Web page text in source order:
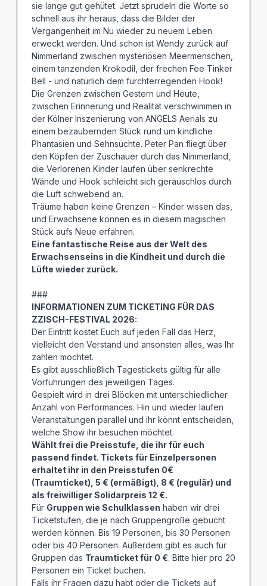
sie lange gut gehütet. Jetzt sprudeln die Worte so
schnell aus ihr heraus, dass die Bilder der
Vergangenheit im Nu wieder zu neuem Leben
erweckt werden. Und schon ist Wendy zurück auf
Nimmerland zwischen mysteriösen Meermenschen,
einem tanzenden Krokodil, der frechen Fee Tinker
Bell - und natürlich dem furchterregenden Hook!
Die Grenzen zwischen Gestern und Heute,
zwischen Erinnerung und Realität verschwimmen in
der Kölner Inszenierung von ANGELS Aerials zu
einem bezaubernden Stück rund um kindliche
Phantasien und Sehnsüchte. Peter Pan fliegt über
den Köpfen der Zuschauer durch das Nimmerland,
die Verlorenen Kinder laufen über senkrechte
Wände und Hook schleicht sich geräuschlos durch
die Luft schwebend an.
Träume haben keine Grenzen – Kinder wissen das,
und Erwachsene können es in diesem magischen
Stück aufs Neue erfahren.
Eine fantastische Reise aus der Welt des
Erwachsenseins in die Kindheit und durch die
Lüfte wieder zurück.
###
INFORMATIONEN ZUM TICKETING FÜR DAS
ZZISCH-FESTIVAL 2026:
Der Eintritt kostet Euch auf jeden Fall das Herz,
vielleicht den Verstand und ansonsten alles, was Ihr
zahlen möchtet.
Es gibt ausschließlich Tagestickets gültig für alle
Vorführungen des jeweiligen Tages.
Gespielt wird in drei Blöcken mit unterschiedlicher
Anzahl von Performances. Hin und wieder laufen
Veranstaltungen parallel und ihr könnt entscheiden,
welche Show ihr besuchen möchtet.
Wählt frei die Preisstufe, die ihr für euch
passend findet. Tickets für Einzelpersonen
erhaltet ihr in den Preisstufen 0€
(Traumticket), 5 € (ermäßigt), 8 € (regulär) und
als freiwilliger Solidarpreis 12 €.
Für Gruppen wie Schulklassen haben wir drei
Ticketstufen, die je nach Gruppengröße gebucht
werden können. Bis 19 Personen, bis 30 Personen
oder bis 40 Personen. Außerdem gibt es auch für
Gruppen das Traumticket für 0 €. Bitte hier pro 20
Personen ein Ticket buchen.
Falls ihr Fragen dazu habt oder die Tickets auf